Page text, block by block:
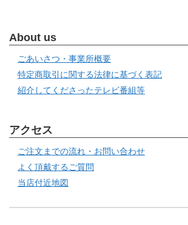
About us
ごあいさつ・事業所概要
特定商取引に関する法律に基づく表記
紹介してくださったテレビ番組等
アクセス
ご注文までの流れ・お問い合わせ
よく頂戴するご質問
当店付近地図